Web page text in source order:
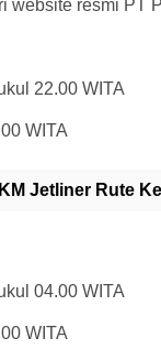
website resmi PT
22.00 WITA
WITA
Jetliner Rute
04.00 WITA
WITA